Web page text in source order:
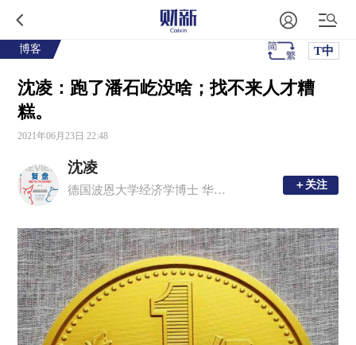
博客 T中
沈凌：跑了潘石屹没啥；找不来人才糟
糕。
2021年06月23日 22:48
沈凌
德国波恩大学经济学博士 华东理工大学副教授 ＋关注
＋关注